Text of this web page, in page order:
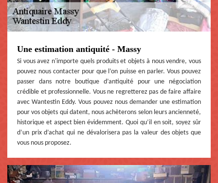
Une estimation antiquité - Massy
Si vous avez n'importe quels produits et objets à nous vendre, vous
pouvez nous contacter pour que l’on puisse en parler. Vous pouvez
passer dans notre boutique d’antiquité pour une négociation
crédible et professionnelle. Vous ne regretterez pas de faire affaire
avec Wantestin Eddy. Vous pouvez nous demander une estimation
pour vos objets qui datent, nous achèterons selon leurs ancienneté,
historique et aspect bien évidemment. Quoi qu’il en soit, soyez sûr
d’un prix d’achat qui ne dévalorisera pas la valeur des objets que
vous nous proposez.